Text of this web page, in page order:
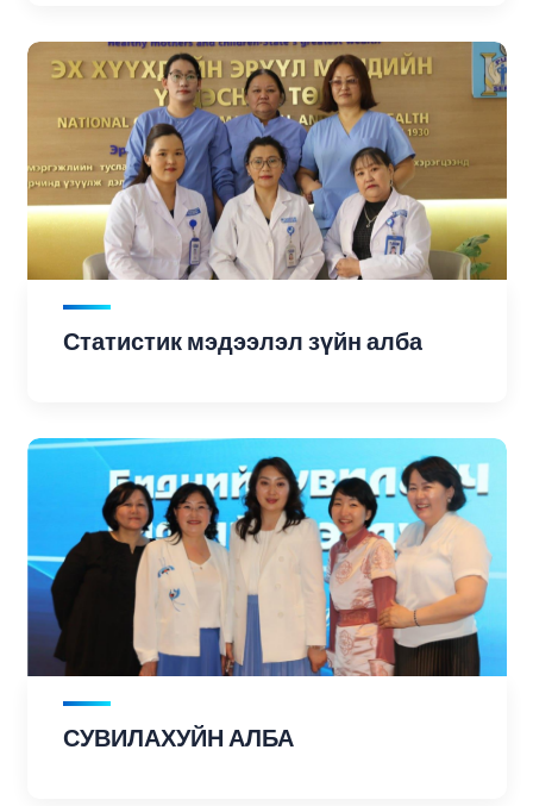
Статистик мэдээлэл зүйн алба
СУВИЛАХУЙН АЛБА